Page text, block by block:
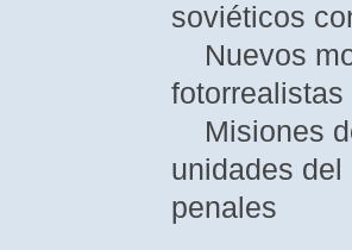
soviéticos
Nuevos
Misiones
unidades
penales